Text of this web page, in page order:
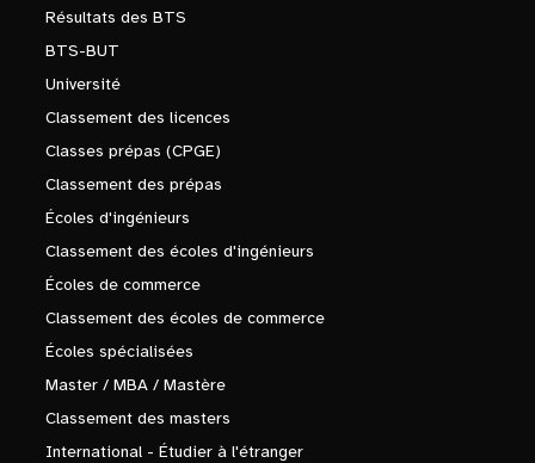
Résultats des BTS
BTS-BUT
Université
Classement des licences
Classes prépas (CPGE)
Classement des prépas
Écoles d'ingénieurs
Classement des écoles d'ingénieurs
Écoles de commerce
Classement des écoles de commerce
Écoles spécialisées
Master / MBA / Mastère
Classement des masters
International - Étudier à l'étranger